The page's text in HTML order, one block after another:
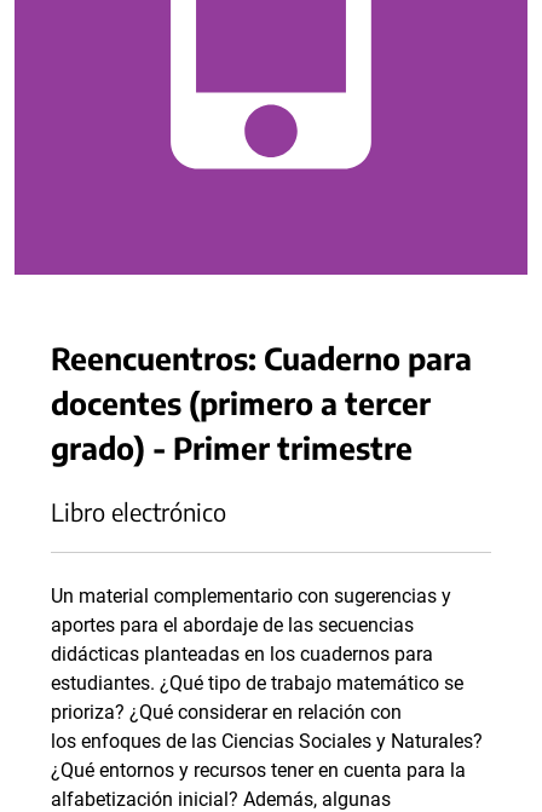
Reencuentros: Cuaderno para
docentes (primero a tercer
grado) - Primer trimestre
Libro electrónico
Un material complementario con sugerencias y
aportes para el abordaje de las secuencias
didácticas planteadas en los cuadernos para
estudiantes. ¿Qué tipo de trabajo matemático se
prioriza? ¿Qué considerar en relación con
los enfoques de las Ciencias Sociales y Naturales?
¿Qué entornos y recursos tener en cuenta para la
alfabetización inicial? Además, algunas